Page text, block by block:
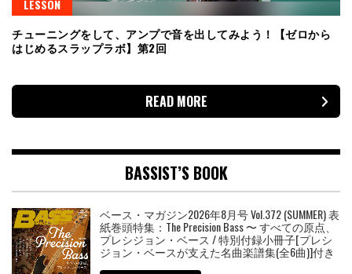
LESSON
チューニングをして、アンプで音を出してみよう！【ゼロから
はじめるスラップラボ】第2回
READ MORE
BASSIST’S BOOK
ベース・マガジン2026年8月号 Vol.372 (SUMMER) 表
紙巻頭特集：The Precision Bass 〜 すべての原点、
プレシジョン・ベース / 特別付録小冊子[プレシ
ジョン・ベースが支えた名曲楽譜集(全6曲)]付き